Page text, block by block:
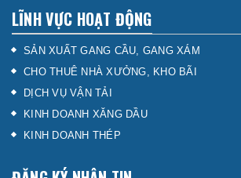
LĨNH VỰC HOẠT ĐỘNG
SẢN XUẤT GANG CẦU, GANG XÁM
CHO THUÊ NHÀ XƯỞNG, KHO BÃI
DỊCH VỤ VẬN TẢI
KINH DOANH XĂNG DẦU
KINH DOANH THÉP